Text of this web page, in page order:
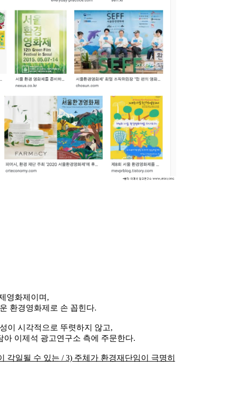
영화제이며,
환경영화제로 손 꼽힌다.
이 시각적으로 뚜렷하지 않고,
이제석 광고연구소 측에 주문한다.
일될 수 있는 / 3) 주체가 환경재단임이 극명히